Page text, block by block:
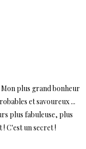
Mon plus grand bonheur
et savoureux ...
plus fabuleuse, plus
! C'est un secret !